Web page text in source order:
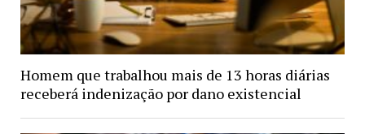
Homem que trabalhou mais de 13 horas diárias
receberá indenização por dano existencial